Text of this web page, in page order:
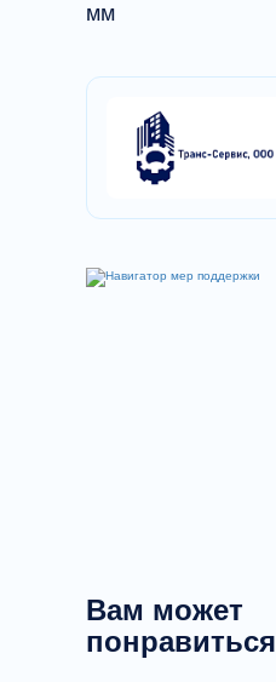
мм
Вам может
понравиться